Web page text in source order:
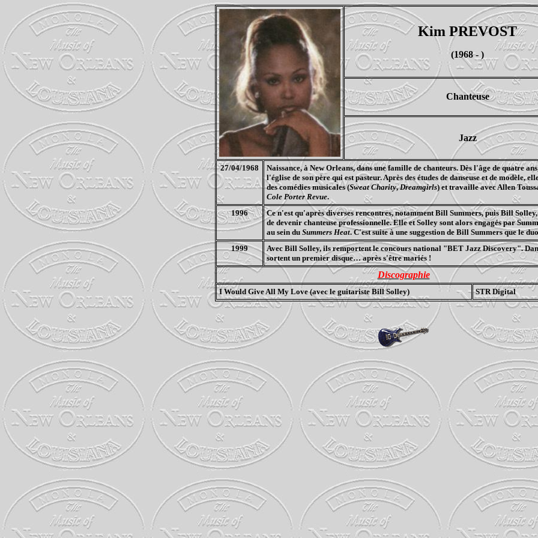
Kim PREVOST
(1968 - )
Chanteuse
Jazz
27/04/1968
Naissance, à New Orleans, dans une famille de chanteurs. Dès l'âge de quatre
l'église de son père qui est pasteur. Après des études de danseuse et de modèle,
des comédies musicales (Sweat Charity,Dreamgirls) et travaille avec Allen
Cole Porter Revue.
1996
Ce n'est qu'après diverses rencontres, notamment Bill Summers, puis Bill
de devenir chanteuse professionnelle. Elle et Solley sont alors engagés par
au sein du Summers Heat. C'est suite à une suggestion de Bill Summers que le
1999
Avec Bill Solley, ils remportent le concours national "BET Jazz Discovery".
sortent un premier disque… après s'être mariés !
Discographie
I Would Give All My Love (avec le guitariste Bill Solley) STR Digital